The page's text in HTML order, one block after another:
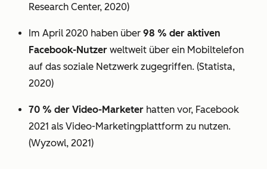
Research Center, 2020)
Im April 2020 haben über 98 % der aktiven
Facebook-Nutzer weltweit über ein Mobiltelefon
auf das soziale Netzwerk zugegriffen. (Statista,
2020)
70 % der Video-Marketer hatten vor, Facebook
2021 als Video-Marketingplattform zu nutzen.
(Wyzowl, 2021)